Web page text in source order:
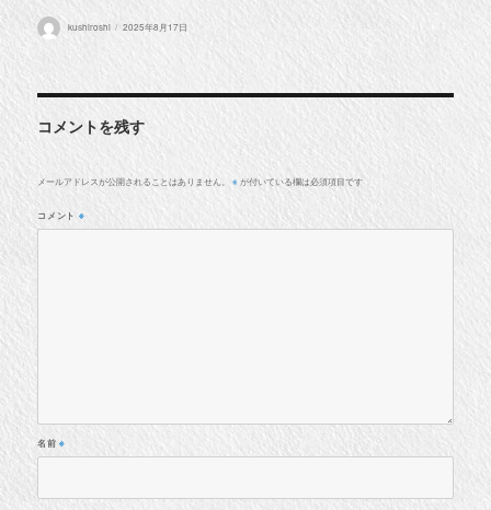
投
kushiroshi
投
2025年8月17日
コメントを残す
メールアドレスが公開されることはありません。 ※ が付いている欄は必須項目です
コメント ※
名前※